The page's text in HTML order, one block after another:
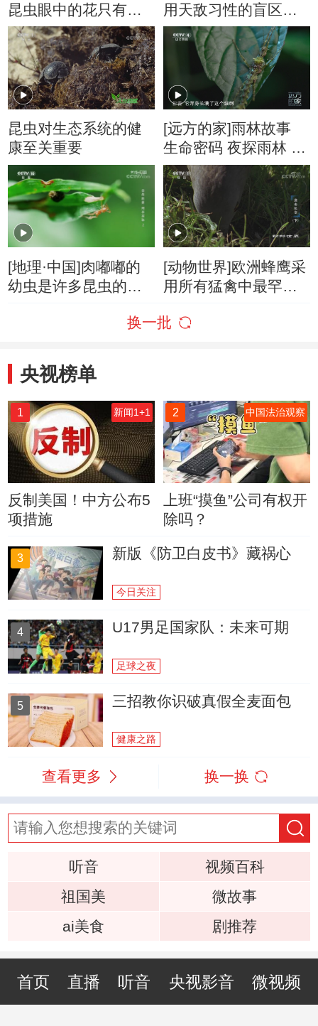
昆虫眼中的花只有三
种颜色？
用天敌习性的盲区演
化出夜间活动的生存
昆虫对生态系统的健
康至关重要
[远方的家]雨林故事
生命密码 夜探雨林 寻
找竹节虫新物种
[地理·中国]肉嘟嘟的
幼虫是许多昆虫的食
[动物世界]欧洲蜂鹰采
用所有猛禽中最罕见
换一批
央视榜单
1 新闻1+1
反制美国！中方公布5
项措施
2 中国法治观察
上班“摸鱼”公司有权开
除吗？
3 新版《防卫白皮书》藏祸心
今日关注
4 U17男足国家队：未来可期
足球之夜
5 三招教你识破真假全麦面包
健康之路
查看更多 换一换
听音
视频百科
祖国美
微故事
ai美食
剧推荐
首页 直播 听音 央视影音 微视频